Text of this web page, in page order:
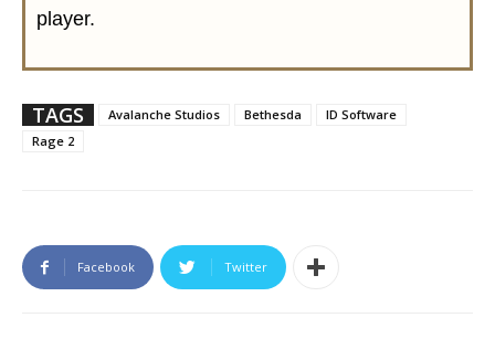
player.
TAGS Avalanche Studios Bethesda
ID Software
Rage 2
Facebook Twitter